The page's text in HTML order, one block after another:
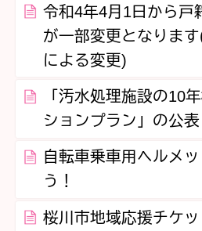
令和4年4月1日から戸
が一部変更となりま
による変更)
「汚水処理施設の10
ションプラン」の公表
自転車乗車用ヘルメ
う！
桜川市地域応援チケ